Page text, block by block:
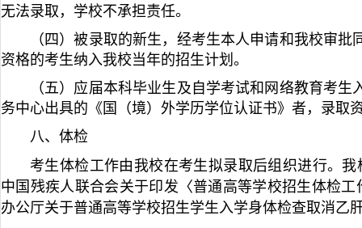
无法录取，学校不承担责任。
（四）被录取的新生，经考生本人申请和我校审
资格的考生纳入我校当年的招生计划。
（五）应届本科毕业生及自学考试和网络教育考
务中心出具的《国（境）外学历学位认证书》者，录取
八、体检
考生体检工作由我校在考生拟录取后组织进行。
中国残疾人联合会关于印发〈普通高等学校招生体检
办公厅关于普通高等学校招生学生入学身体检查取消乙